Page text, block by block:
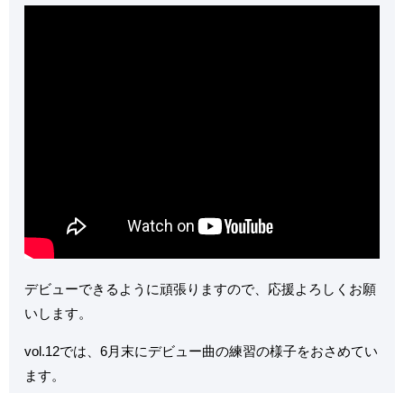
デビューできるように頑張りますので、応援よろしくお願
いします。
vol.12では、6月末にデビュー曲の練習の様子をおさめてい
ます。